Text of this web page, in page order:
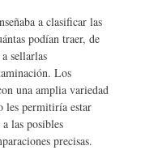
a clasificar las
podían traer, de
sellarlas
Los
una amplia variedad
les permitiría estar
las posibles
precisas.